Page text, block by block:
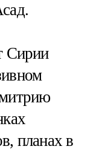
Сирии
планах в